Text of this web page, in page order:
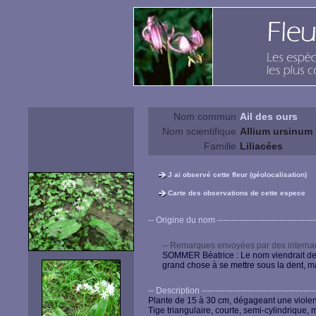
Nom commun Ail des ours
Nom scientifique Allium ursinum
Famille Liliacées
J ai observé cette fleur (géolocalisation)
Carte des observations de cette espece
-- Origine du nom
-- Remarques envoyées par des
SOMMER Béatrice : Le nom viendrait
grand chose à se mettre sous la dent,
-- Description
Plante de 15 à 30 cm, dégageant une
Tige triangulaire, courte, semi-cylindrique,